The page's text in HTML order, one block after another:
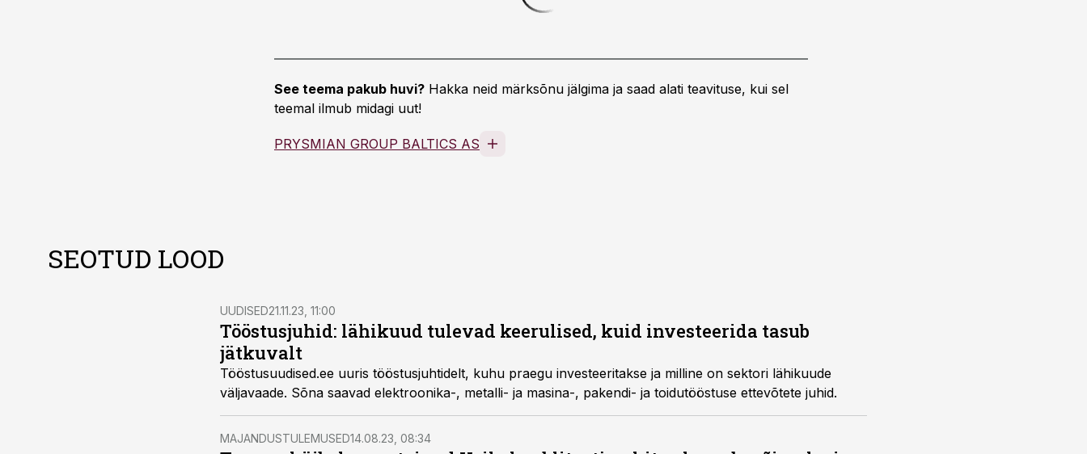
See teema pakub huvi? Hakka neid märksõnu jälgima ja saad alati teavituse, kui sel
teemal ilmub midagi uut!
PRYSMIAN GROUP BALTICS AS
SEOTUD LOOD
UUDISED21.11.23, 11:00
Tööstusjuhid: lähikuud tulevad keerulised, kuid investeerida tasub
jätkuvalt
Tööstusuudised.ee uuris tööstusjuhtidelt, kuhu praegu investeeritakse ja milline on sektori lähikuude
väljavaade. Sõna saavad elektroonika-, metalli- ja masina-, pakendi- ja toidutööstuse ettevõtete juhid.
MAJANDUSTULEMUSED14.08.23, 08:34